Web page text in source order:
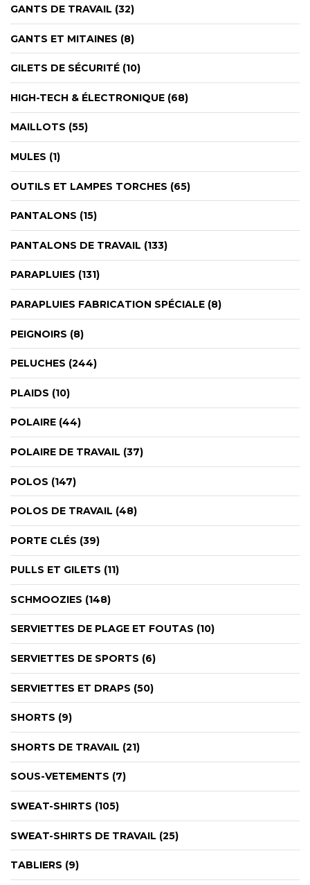
GANTS DE TRAVAIL (32)
GANTS ET MITAINES (8)
GILETS DE SÉCURITÉ (10)
HIGH-TECH & ÉLECTRONIQUE (68)
MAILLOTS (55)
MULES (1)
OUTILS ET LAMPES TORCHES (65)
PANTALONS (15)
PANTALONS DE TRAVAIL (133)
PARAPLUIES (131)
PARAPLUIES FABRICATION SPÉCIALE (8)
PEIGNOIRS (8)
PELUCHES (244)
PLAIDS (10)
POLAIRE (44)
POLAIRE DE TRAVAIL (37)
POLOS (147)
POLOS DE TRAVAIL (48)
PORTE CLÉS (39)
PULLS ET GILETS (11)
SCHMOOZIES (148)
SERVIETTES DE PLAGE ET FOUTAS (10)
SERVIETTES DE SPORTS (6)
SERVIETTES ET DRAPS (50)
SHORTS (9)
SHORTS DE TRAVAIL (21)
SOUS-VETEMENTS (7)
SWEAT-SHIRTS (105)
SWEAT-SHIRTS DE TRAVAIL (25)
TABLIERS (9)